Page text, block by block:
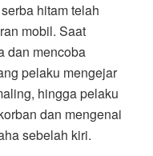
hitam telah
mobil. Saat
dan mencoba
pelaku mengejar
hingga pelaku
dan mengenai
sebelah kiri.